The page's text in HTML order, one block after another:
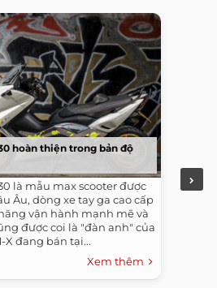
hoàn thiện trong bản độ
là mẫu max scooter được
Âu, dòng xe tay ga cao cấp
vận hành mạnh mẽ và
được coi là "đàn anh" của
đang bán tại...
Xem thêm